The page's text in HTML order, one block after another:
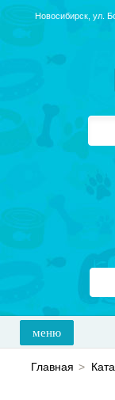
Новосибирск, ​ул.
меню
Главная
Главная